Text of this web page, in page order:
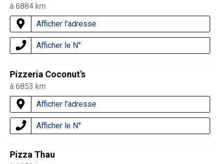
à 6884 km
Afficher l'adresse
Afficher le N°
Pizzeria Coconut's
à 6853 km
Afficher l'adresse
Afficher le N°
Pizza Thau